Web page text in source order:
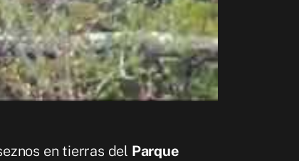
en tierras del Parque